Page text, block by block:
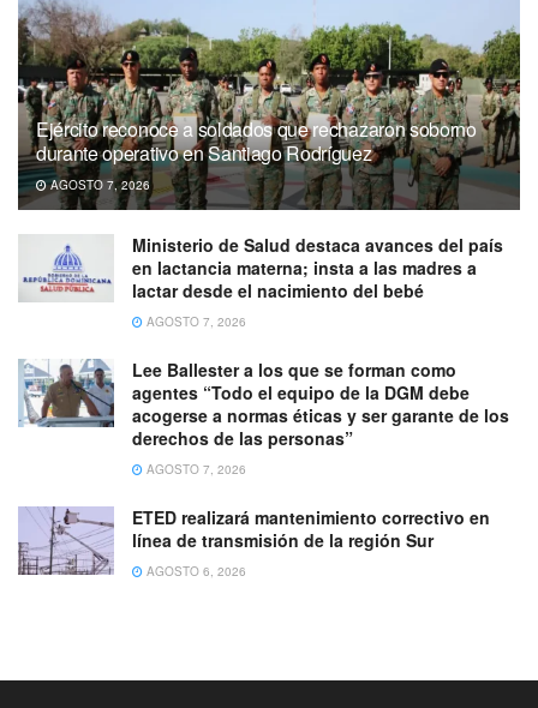
Ejército reconoce a soldados que rechazaron soborno
durante operativo en Santiago Rodríguez
AGOSTO 7, 2026
Ministerio de Salud destaca avances del país
en lactancia materna; insta a las madres a
lactar desde el nacimiento del bebé
AGOSTO 7, 2026
Lee Ballester a los que se forman como
agentes “Todo el equipo de la DGM debe
acogerse a normas éticas y ser garante de los
derechos de las personas”
AGOSTO 7, 2026
ETED realizará mantenimiento correctivo en
línea de transmisión de la región Sur
AGOSTO 6, 2026